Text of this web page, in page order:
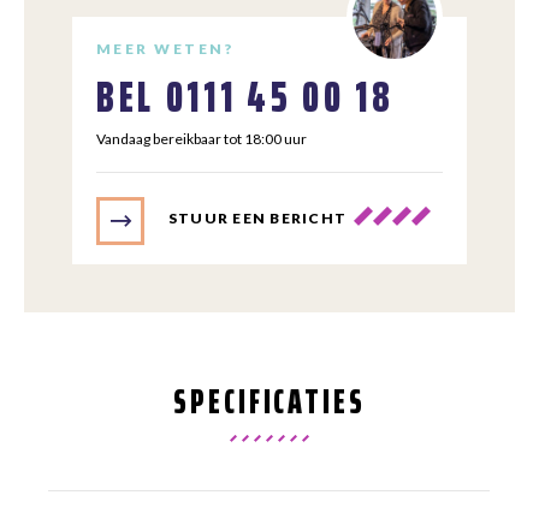
MEER WETEN?
BEL 0111 45 00 18
Vandaag bereikbaar tot 18:00 uur
STUUR EEN BERICHT
SPECIFICATIES